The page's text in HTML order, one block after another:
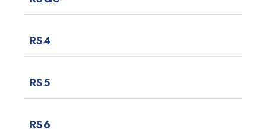
RS4
RS5
RS6